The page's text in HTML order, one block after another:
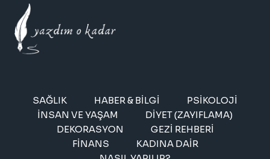
SAĞLIK HABER & BILGI
PSIKOLOJI
İNSAN VE YAŞAM
DIYET (ZAYIFLAMA)
DEKORASYON
GEZI REHBERI
FINANS
KADINA DAIR